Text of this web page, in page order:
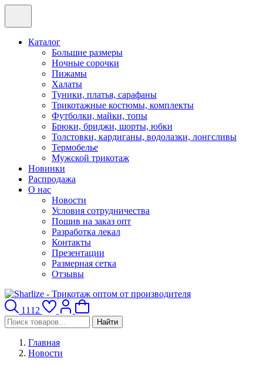
Каталог
Большие размеры
Ночные сорочки
Пижамы
Халаты
Туники, платья, сарафаны
Трикотажные костюмы, комплекты
Футболки, майки, топы
Брюки, бриджи, шорты, юбки
Толстовки, кардиганы, водолазки, лонгсливы
Термобелье
Мужской трикотаж
Новинки
Распродажа
О нас
Новости
Условия сотрудничества
Пошив на заказ опт
Разработка лекал
Контакты
Презентации
Размерная сетка
Отзывы
1112
Найти
Главная
Новости